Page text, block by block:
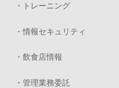
・トレーニング
・情報セキュリティ
・飲食店情報
・管理業務委託